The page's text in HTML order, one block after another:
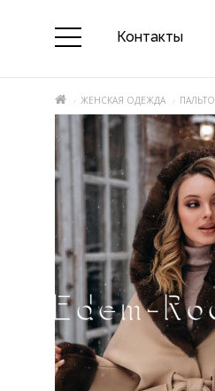
Контакты
ЖЕНСКАЯ ОДЕЖДА ПАЛЬТО